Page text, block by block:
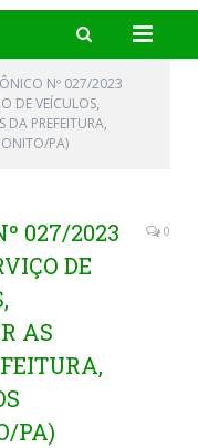
Nº 027/2023
DE VEÍCULOS,
DA PREFEITURA,
PA)
027/2023
DE
AS
PA)
0